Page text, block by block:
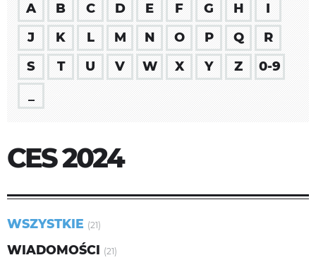
A B C D E F G H
I
J
K L M N O P Q
R
S
T U V W X Y Z
0-9
CES 2024
WSZYSTKIE (21)
WIADOMOŚCI (21)